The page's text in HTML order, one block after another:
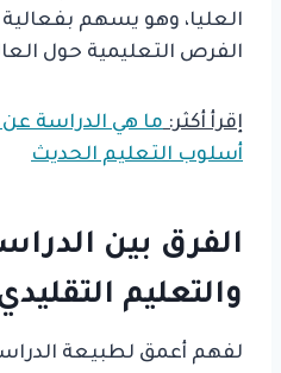
العليا، وهو يسهم
الفرص التعليمية حول
إقرأ أكثر:ما هي الدراسة
أسلوب التعليم الحديث
الفرق بين
والتعليم
لفهم أعمق لطبيعة